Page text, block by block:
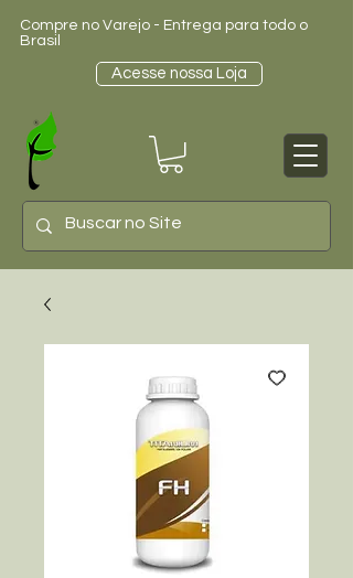
Compre no Varejo - Entrega para todo o
Brasil
Acesse nossa Loja